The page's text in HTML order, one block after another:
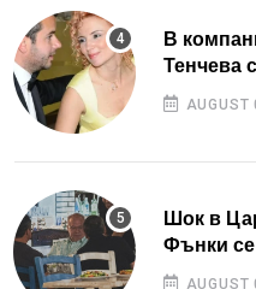
В
Тенчева
Шок в
Фънки се